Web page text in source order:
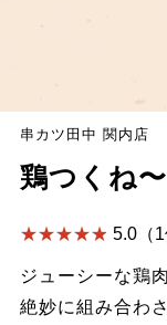
串カツ田中 関内店
鶏つくね
5.0（1
ジューシーな鶏
絶妙に組み合わ